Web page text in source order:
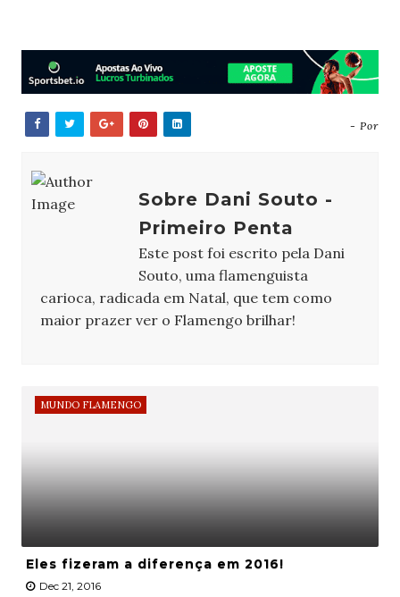
- Por
Sobre Dani Souto -
Primeiro Penta
Este post foi escrito pela Dani
Souto, uma flamenguista
carioca, radicada em Natal, que tem como
maior prazer ver o Flamengo brilhar!
MUNDO FLAMENGO
Eles fizeram a diferença em 2016!
Dec 21, 2016